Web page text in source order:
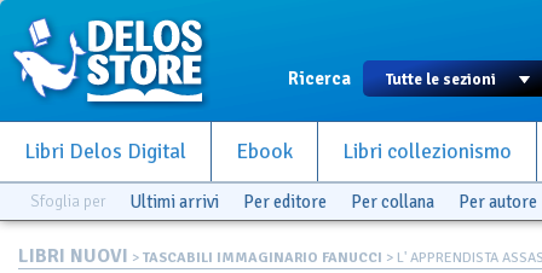
Ricerca
Libri Delos Digital Ebook Libri collezionismo
Sfoglia per Ultimi arrivi Per editore Per collana Per autore
LIBRI NUOVI > TASCABILI IMMAGINARIO FANUCCI > L' APPRENDISTA